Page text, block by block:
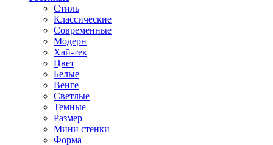
Стиль
Классические
Современные
Модерн
Хай-тек
Цвет
Белые
Венге
Светлые
Темные
Размер
Мини стенки
Форма